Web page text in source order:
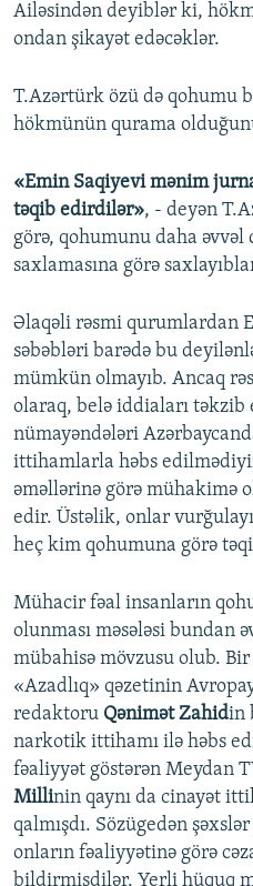
Ailəsindən deyiblər ki,
ondan şikayət edəcəklər.
T.Azərtürk özü də qohumu
hökmünün qurama
«Emin Saqiyevi mənim
təqib edirdilər», - deyən
görə, qohumunu daha əvvəl
saxlamasına görə
Əlaqəli rəsmi qurumlardan
səbəbləri barədə bu
mümkün olmayıb. Ancaq
olaraq, belə iddiaları
nümayəndələri
ittihamlarla həbs
əməllərinə görə mühakimə
edir. Üstəlik, onlar
heç kim qohumuna görə
Mühacir fəal insanların
olunması məsələsi bundan
mübahisə mövzusu olub.
«Azadlıq» qəzetinin
redaktoru Qənimət Zahidin
narkotik ittihamı ilə həbs
fəaliyyət göstərən Meydan
Millinin qaynı da cinayət
qalmışdı. Sözügedən
onların fəaliyyətinə görə
bildirmişdilər. Yerli hüquq